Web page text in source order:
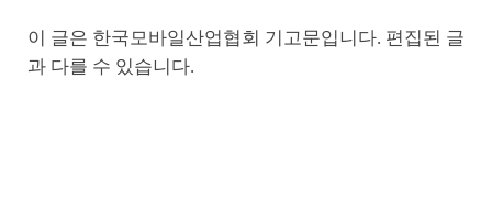
이 글은 한국모바일산업협회 기고문입니다. 편집된 글
과 다를 수 있습니다.